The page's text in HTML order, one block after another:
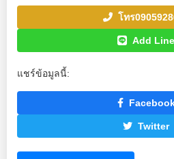
โทร
Add Line
แชร์ข้อมูลนี้:
Twitter